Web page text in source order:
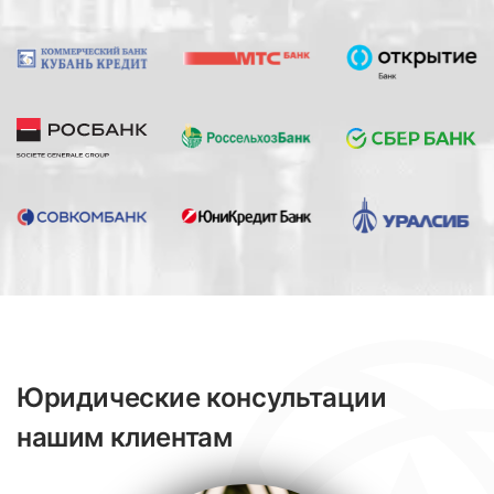
Юридические консультации
нашим клиентам